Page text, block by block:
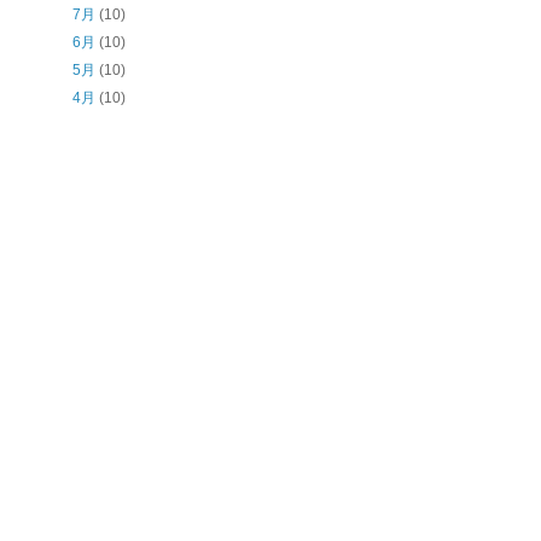
7月 (10)
6月 (10)
5月 (10)
4月 (10)